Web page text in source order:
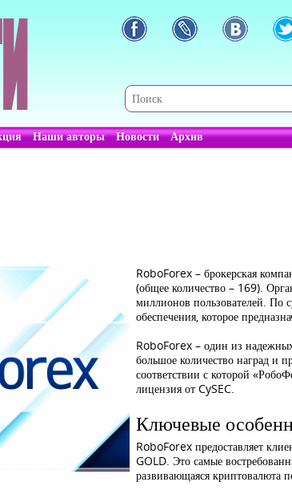
Наши авторы Новости Архив
RoboForex – брокерская
(общее количество – 169).
миллионов пользователей. По
обеспечения, которое
RoboForex – один из
большое количество наград и
соответствии с которой
лицензия от CySEC.
Ключевые
RoboForex предоставляет
GOLD. Это самые
развивающаяся криптовалюта